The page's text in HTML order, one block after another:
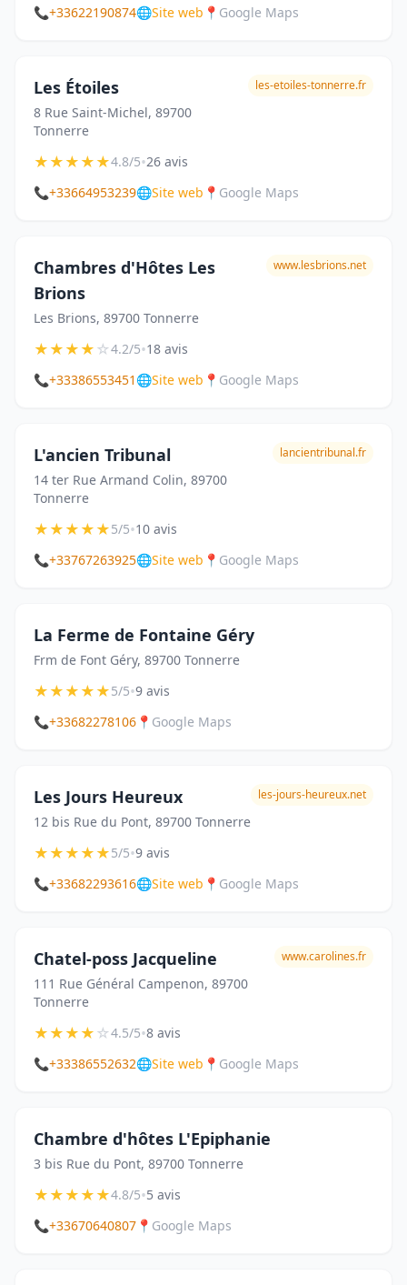
📞+33622190874🌐Site web 📍 Google Maps
Les Étoiles
8 Rue Saint-Michel, 89700
Tonnerre
les-etoiles-tonnerre.fr
★★★★★4.8/5•26 avis
📞+33664953239🌐Site web 📍 Google Maps
Chambres d'Hôtes Les
Brions
Les Brions, 89700 Tonnerre
www.lesbrions.net
★★★★☆4.2/5•18 avis
📞+33386553451 🌐Site web 📍 Google Maps
L'ancien Tribunal
14 ter Rue Armand Colin, 89700
Tonnerre
lancientribunal.fr
★★★★★5/5•10 avis
📞+33767263925🌐Site web 📍 Google Maps
La Ferme de Fontaine Géry
Frm de Font Géry, 89700 Tonnerre
★★★★★5/5•9 avis
📞+33682278106 📍 Google Maps
Les Jours Heureux
12 bis Rue du Pont, 89700 Tonnerre
les-jours-heureux.net
★★★★★5/5•9 avis
📞+33682293616🌐Site web 📍 Google Maps
Chatel-poss Jacqueline
111 Rue Général Campenon, 89700
Tonnerre
www.carolines.fr
★★★★☆4.5/5•8 avis
📞+33386552632🌐Site web 📍 Google Maps
Chambre d'hôtes L'Epiphanie
3 bis Rue du Pont, 89700 Tonnerre
★★★★★4.8/5•5 avis
📞+33670640807 📍 Google Maps